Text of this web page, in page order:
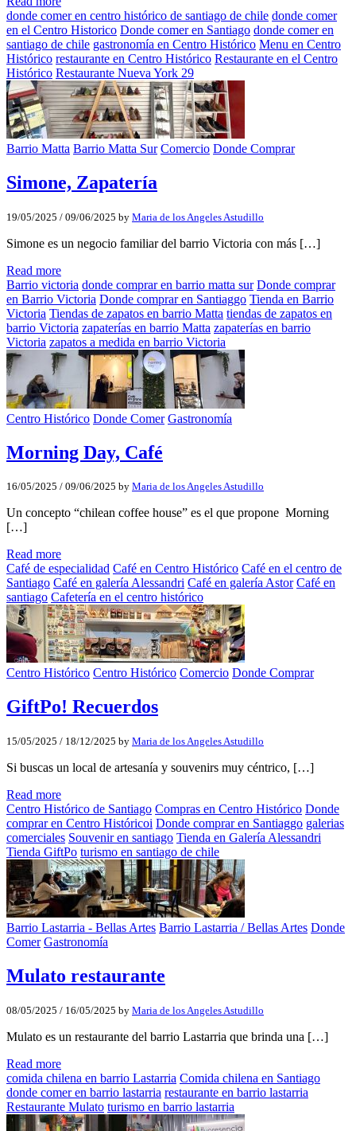
donde comer en centro histórico de santiago de chile donde comer
en el Centro Historico Donde comer en Santiago donde comer en
santiago de chile gastronomía en Centro Histórico Menu en Centro
Histórico restaurante en Centro Histórico Restaurante en el Centro
Histórico Restaurante Nueva York 29
Barrio Matta Barrio Matta Sur Comercio Donde Comprar
Simone, Zapatería
19/05/2025 / 09/06/2025 by Maria de los Angeles Astudillo
Simone es un negocio familiar del barrio Victoria con más […]
Read more
Barrio victoria donde comprar en barrio matta sur Donde comprar
en Barrio Victoria Donde comprar en Santiaggo Tienda en Barrio
Victoria Tiendas de zapatos en barrio Matta tiendas de zapatos en
barrio Victoria zapaterías en barrio Matta zapaterías en barrio
Victoria zapatos a medida en barrio Victoria
Centro Histórico Donde Comer Gastronomía
Morning Day, Café
16/05/2025 / 09/06/2025 by Maria de los Angeles Astudillo
Un concepto “chilean coffee house” es el que propone Morning
[…]
Read more
Café de especialidad Café en Centro Histórico Café en el centro de
Santiago Café en galería Alessandri Café en galería Astor Café en
santiago Cafetería en el centro histórico
Centro Histórico Centro Histórico Comercio Donde Comprar
GiftPo! Recuerdos
15/05/2025 / 18/12/2025 by Maria de los Angeles Astudillo
Si buscas un local de artesanía y souvenirs muy céntrico, […]
Read more
Centro Histórico de Santiago Compras en Centro Histórico Donde
comprar en Centro Históricoi Donde comprar en Santiaggo galerias
comerciales Souvenir en santiago Tienda en Galería Alessandri
Tienda GiftPo turismo en santiago de chile
Barrio Lastarria - Bellas Artes Barrio Lastarria / Bellas Artes Donde
Comer Gastronomía
Mulato restaurante
08/05/2025 / 16/05/2025 by Maria de los Angeles Astudillo
Mulato es un restaurante del barrio Lastarria que brinda una […]
Read more
comida chilena en barrio Lastarria Comida chilena en Santiago
donde comer en barrio lastarria restaurante en barrio lastarria
Restaurante Mulato turismo en barrio lastarria